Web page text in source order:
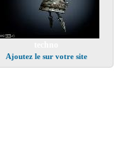
Ajoutez le sur votre site